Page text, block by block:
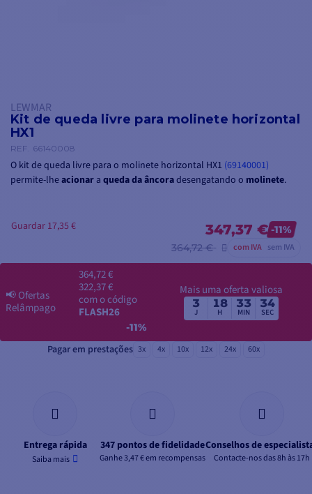
LEWMAR
Kit de queda livre para molinete horizontal
HX1
REF. 66140008
O kit de queda livre para o molinete horizontal HX1 (69140001)
permite-lheacionara quedada âncoradesengatando o molinete.
347,37 € -11%
364,72 €
com IVA sem IVA
Guardar 17,35 €
📢Ofertas
Relâmpago
364,72 €
322,37 €
com o código
FLASH26
-11%
Mais uma oferta valiosa
3
J
18
H
33
MIN
33
SEC
Pagar em prestações 3x 4x 10x 12x 24x 60x
Entrega rápida
Saiba mais
347 pontos de fidelidade
Ganhe 3,47 € em recompensas
Conselhos de
Contacte-nos das 8h às 17h